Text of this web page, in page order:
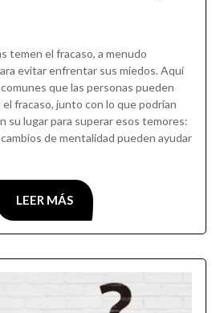
temen el fracaso, a menudo
evitar enfrentar sus miedos. Aquí
que las personas pueden
fracaso, junto con lo que podrían
su lugar para superar esos temores:
de mentalidad pueden ayudar
LEER MÁS